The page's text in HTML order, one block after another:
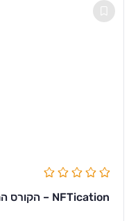
NFTication – הקורס המקיף ליצירת קולקצית NFT